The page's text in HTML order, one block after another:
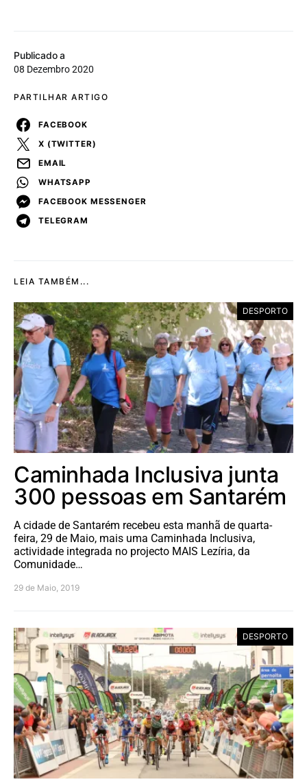
Publicado a
08 Dezembro 2020
PARTILHAR ARTIGO
FACEBOOK
X (TWITTER)
EMAIL
WHATSAPP
FACEBOOK MESSENGER
TELEGRAM
LEIA TAMBÉM...
DESPORTO
Caminhada Inclusiva junta
300 pessoas em Santarém
A cidade de Santarém recebeu esta manhã de quarta-
feira, 29 de Maio, mais uma Caminhada Inclusiva,
actividade integrada no projecto MAIS Lezíria, da
Comunidade…
29 de Maio, 2019
DESPORTO